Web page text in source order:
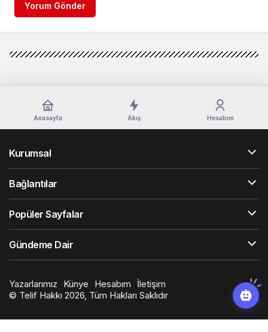
Yorum Gönder
Anasayfa Akış Hesabım
Kurumsal
Bağlantılar
Popüler Sayfalar
Gündeme Dair
Yazarlarımız Künye Hesabım
İletişim
© Telif Hakkı 2026, Tüm Hakları Saklıdır